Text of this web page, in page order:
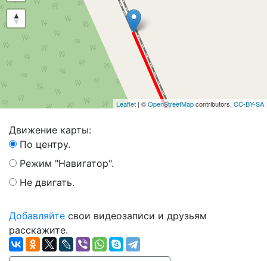
Leaflet | ©OpenStreetMapcontributors, CC-BY-SA
Движение карты:
По центру.
Режим "Навигатор".
Не двигать.
Добавляйте свои видеозаписи и друзьям
расскажите.